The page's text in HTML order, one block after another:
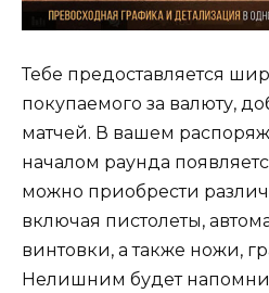
Тебе предоставляется
покупаемого за валюту,
матчей. В вашем
началом раунда
можно приобрести
включая пистолеты,
винтовки, а также ножи,
Нелишним будет